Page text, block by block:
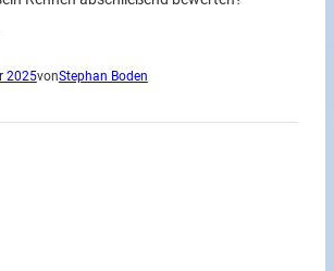
2025vonStephan Boden